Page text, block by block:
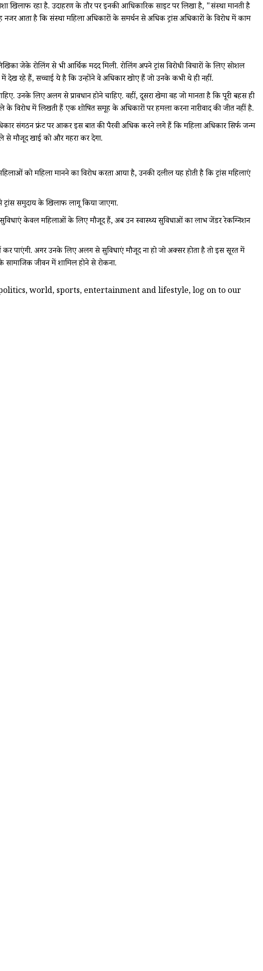
रहा है. उदाहरण के तौर पर इनकी आधिकारिक साइट पर लिखा है, "संस्था मानती है
आता है कि संस्था महिला अधिकारों के समर्थन से अधिक ट्रांस अधिकारों के विरोध में काम
जेके रोलिंग से भी आर्थिक मदद मिली. रोलिंग अपने ट्रांस विरोधी विचारों के लिए सोशल
देख रहे हैं, सच्चाई ये है कि उन्होंने वे अधिकार खोए हैं जो उनके कभी थे ही नहीं.
उनके लिए अलग से प्रावधान होने चाहिए. वहीं, दूसरा खेमा वह जो मानता है कि पूरी बहस ही
विरोध में लिखती हैं एक शोषित समूह के अधिकारों पर हमला करना नारीवाद की जीत नहीं है.
संगठन फ्रंट पर आकर इस बात की पैरवी अधिक करने लगे हैं कि महिला अधिकार सिर्फ जन्म
से मौजूद खाई को और गहरा कर देगा.
को महिला मानने का विरोध करता आया है, उनकी दलील यह होती है कि ट्रांस महिलाएं
समुदाय के खिलाफ लागू किया जाएगा.
सुविधाएं केवल महिलाओं के लिए मौजूद हैं, अब उन स्वास्थ्य सुविधाओं का लाभ जेंडर रेकग्निशन
पाएंगी. अगर उनके लिए अलग से सुविधाएं मौजूद ना हो जो अक्सर होता है तो इस सूरत में
जीवन में शामिल होने से रोकना.
world, sports, entertainment and lifestyle, log on to our